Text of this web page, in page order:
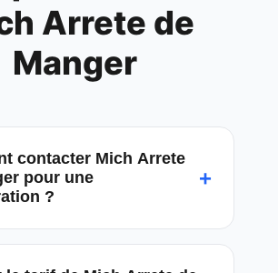
Arrete de
Manger
contacter Mich Arrete
pour une
?
+